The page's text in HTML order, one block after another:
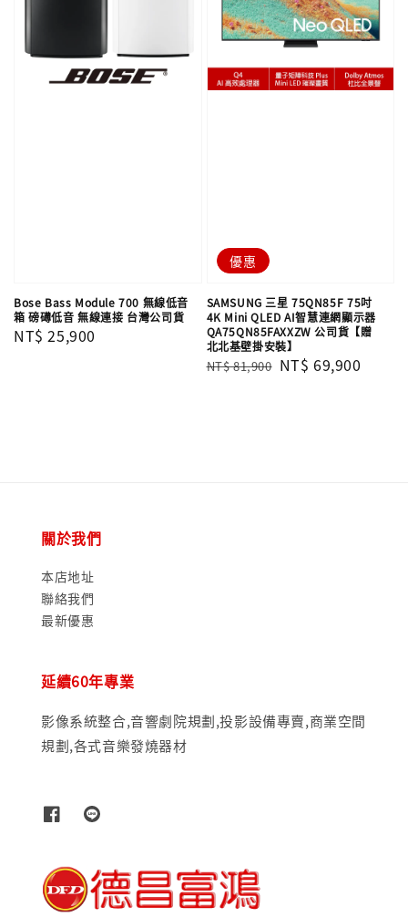
Bose Bass Module 700 無線低音
箱 磅礡低音 無線連接 台灣公司貨
Regular
NT$ 25,900
優惠
SAMSUNG 三星 75QN85F 75吋
4K Mini QLED AI智慧連網顯示器
QA75QN85FAXXZW 公司貨【贈
北北基壁掛安裝】
Regular
NT$ 81,900 Sale
NT$ 69,900
關於我們
本店地址
聯絡我們
最新優惠
延續60年專業
影像系統整合,音響劇院規劃,投影設備專賣,商業空間
規劃,各式音樂發燒器材